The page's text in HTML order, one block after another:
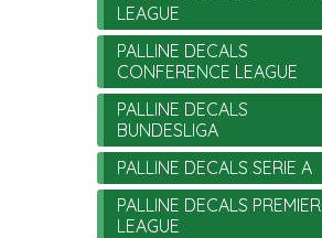
LEAGUE
PALLINE DECALS
CONFERENCE LEAGUE
PALLINE DECALS
BUNDESLIGA
PALLINE DECALS SERIE A
PALLINE DECALS PREMIER
LEAGUE